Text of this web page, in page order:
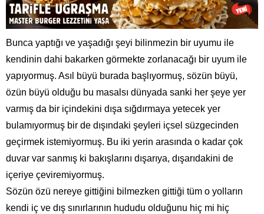
Bunca yaptığı ve yaşadığı şeyi bilinmezin bir uyumu ile
kendinin dahi bakarken görmekte zorlanacağı bir uyum ile
yapıyormuş. Asıl büyü burada başlıyormuş, sözün büyü,
özün büyü olduğu bu masalsı dünyada sanki her şeye yer
varmış da bir içindekini dışa sığdırmaya yetecek yer
bulamıyormuş bir de dışındaki şeyleri içsel süzgecinden
geçirmek istemiyormuş. Bu iki yerin arasında o kadar çok
duvar var sanmış ki bakışlarını dışarıya, dışarıdakini de
içeriye çeviremiyormuş.
Sözün özü nereye gittiğini bilmezken gittiği tüm o yolların
kendi iç ve dış sınırlarının hududu olduğunu hiç mi hiç